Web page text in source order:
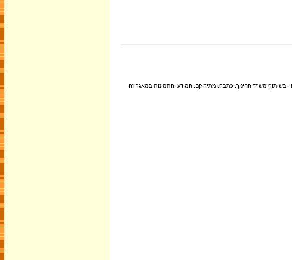
ובשיתוף משרד החינוך. כתבה: מתיה קם. המידע והתמונות במאגר זה